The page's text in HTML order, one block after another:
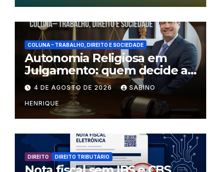
COLUNA – TRABALHO, DIREITO E SOCIEDADE
Autonomia Religiosa em
Julgamento: quem decide as
regras dentro dos templos?
4 DE AGOSTO DE 2026 SABINO
HENRIQUE
DIREITO DIREITO TRIBUTÁRIO